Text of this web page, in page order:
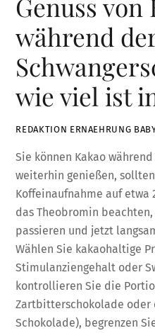
Genuss von
während
wie viel ist
REDAKTION ERNAEHRUNG
Sie können Kakao
weiterhin genießen,
Koffeinaufnahme auf etwa
das Theobromin
passieren und jetzt
Wählen Sie kakaohaltige
Stimulanziengehalt oder
kontrollieren Sie die
Zartbitterschokolade oder
Schokolade), begrenzen